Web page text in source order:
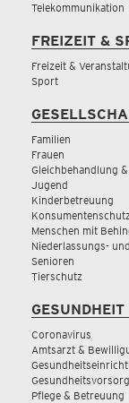
Telekommunikation
FREIZEIT &
Freizeit &
Sport
Familien
Frauen
Gleichbehandlung
Jugend
Kinderbetreuung
Konsumentenschutz
Menschen mit
Niederlassungs-
Senioren
Tierschutz
Coronavirus
Amtsarzt &
Pflege & Betreuung